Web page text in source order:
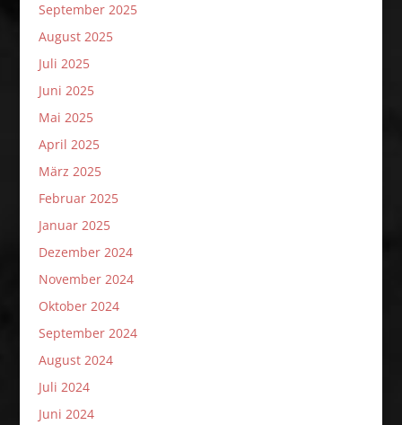
September 2025
August 2025
Juli 2025
Juni 2025
Mai 2025
April 2025
März 2025
Februar 2025
Januar 2025
Dezember 2024
November 2024
Oktober 2024
September 2024
August 2024
Juli 2024
Juni 2024